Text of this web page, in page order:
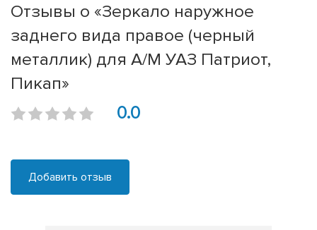
Отзывы о «Зеркало наружное
заднего вида правое (черный
металлик) для А/М УАЗ Патриот,
Пикап»
0.0
Добавить отзыв